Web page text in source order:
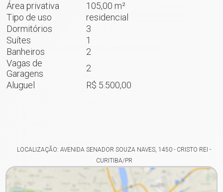
Área privativa
105,00 m²
Tipo de uso
residencial
Dormitórios
3
Suítes
1
Banheiros
2
Vagas de
Garagens
2
Aluguel
R$ 5.500,00
LOCALIZAÇÃO: AVENIDA SENADOR SOUZA NAVES, 1450 - CRISTO REI -
CURITIBA/PR